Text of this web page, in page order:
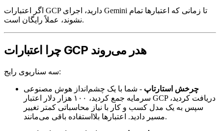
اگر اعتبارات GCP دارید، اجرای Gemini تا زمانی که اعتبارها تمام
نشوند، عملاً رایگان است.
چرا اعتبارات GCP هدر می‌روند
سه سناریوی رایج:
چرخش استارتاپ - شما با یک چشم‌انداز هوش مصنوعی
سرمایه جمع کردید، ۱۰۰ هزار دلار اعتبار GCP دریافت کردید،
سپس به یک مدل کسب و کار با نیاز محاسباتی کمتر تغییر
مسیر دادید. اعتبارها بلااستفاده باقی می‌مانند.